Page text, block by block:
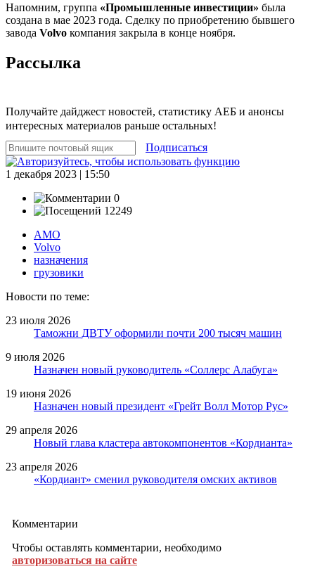
Напомним, группа «Промышленные инвестиции» была
создана в мае 2023 года. Сделку по приобретению бывшего
завода Volvo компания закрыла в конце ноября.
Рассылка
Получайте дайджест новостей, статистику АЕБ и анонсы
интересных материалов раньше остальных!
Подписаться
1 декабря 2023 | 15:50
0
12249
АМО
Volvo
назначения
грузовики
Новости по теме:
23 июля 2026
Таможни ДВТУ оформили почти 200 тысяч машин
9 июля 2026
Назначен новый руководитель «Соллерс Алабуга»
19 июня 2026
Назначен новый президент «Грейт Волл Мотор Рус»
29 апреля 2026
Новый глава кластера автокомпонентов «Кордианта»
23 апреля 2026
«Кордиант» сменил руководителя омских активов
Комментарии
Чтобы оставлять комментарии, необходимо
авторизоваться на сайте